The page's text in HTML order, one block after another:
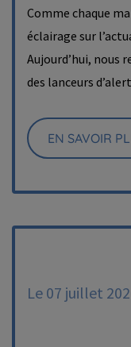
Comme chaque
éclairage sur
Aujourd’hui, nous
des lanceurs
EN SAVOIR
Le 07 juillet